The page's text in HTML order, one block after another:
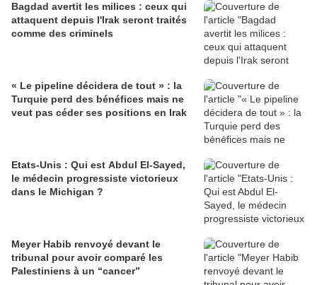
Bagdad avertit les milices : ceux qui
attaquent depuis l'Irak seront traités
comme des criminels
« Le pipeline décidera de tout » : la
Turquie perd des bénéfices mais ne
veut pas céder ses positions en Irak
Etats-Unis : Qui est Abdul El-Sayed,
le médecin progressiste victorieux
dans le Michigan ?
Meyer Habib renvoyé devant le
tribunal pour avoir comparé les
Palestiniens à un “cancer”